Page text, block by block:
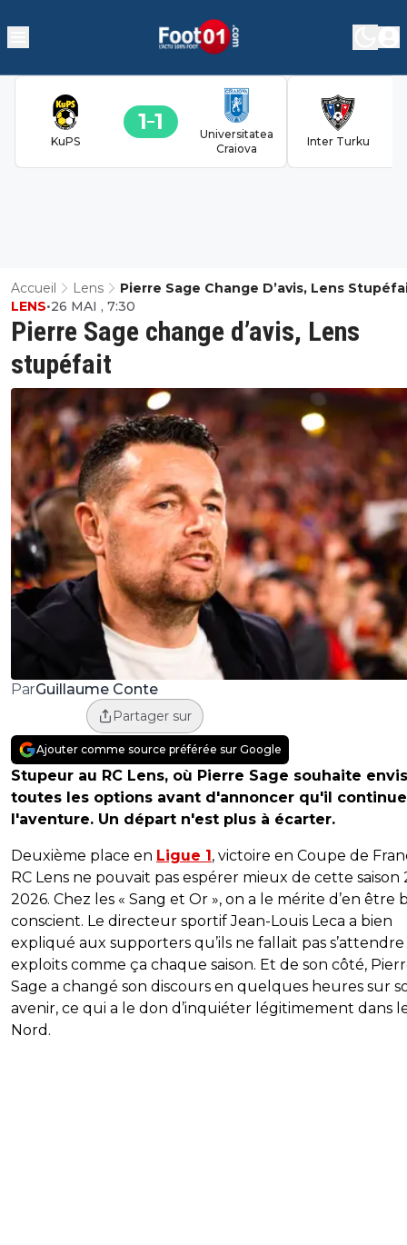
KuPS
1 1
Universitatea
Craiova
Inter Turku
Accueil Lens Pierre Sage Change D’avis, Lens
Pierre Sage change d’avis, Lens
stupéfait
LENS•26 MAI , 7:30
ParGuillaume Conte
Partager sur
Ajouter comme source préférée sur Google
Stupeur au RC Lens, où Pierre Sage souhaite
toutes les options avant d'annoncer qu'il continue
l'aventure. Un départ n'est plus à écarter.
Deuxième place en Ligue 1 , victoire en Coupe de
RC Lens ne pouvait pas espérer mieux de cette saison
2026. Chez les « Sang et Or », on a le mérite d’en être
conscient. Le directeur sportif Jean-Louis Leca a bien
expliqué aux supporters qu’ils ne fallait pas s’attendre
exploits comme ça chaque saison. Et de son côté,
Sage a changé son discours en quelques heures sur
avenir, ce qui a le don d’inquiéter légitimement dans
Nord.